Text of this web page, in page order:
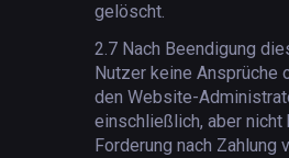
gelöscht.
2.7 Nach Beendigung
Nutzer keine Ansprüche
den Website-
einschließlich, aber nicht
Forderung nach Zahlung